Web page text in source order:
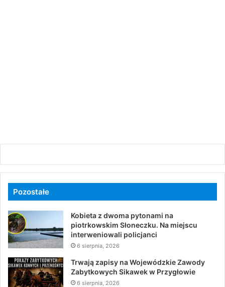
Pozostałe
Kobieta z dwoma pytonami na
piotrkowskim Słoneczku. Na miejscu
interweniowali policjanci
6 sierpnia, 2026
Trwają zapisy na Wojewódzkie Zawody
Zabytkowych Sikawek w Przygłowie
6 sierpnia, 2026